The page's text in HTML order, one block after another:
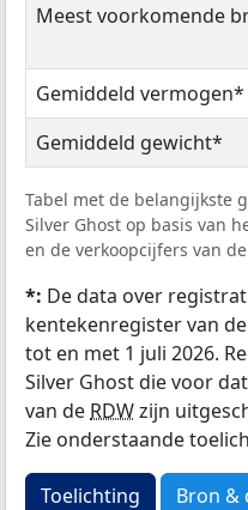
Meest voorkomende
Gemiddeld vermogen*
Gemiddeld gewicht*
Tabel met de belangijkste
Silver Ghost op basis van
en de verkoopcijfers van de
*: De data over
kentekenregister van de
tot en met 1 juli 2026.
Silver Ghost die voor
van de RDWzijn
Zie onderstaande
Toelichting Bron &